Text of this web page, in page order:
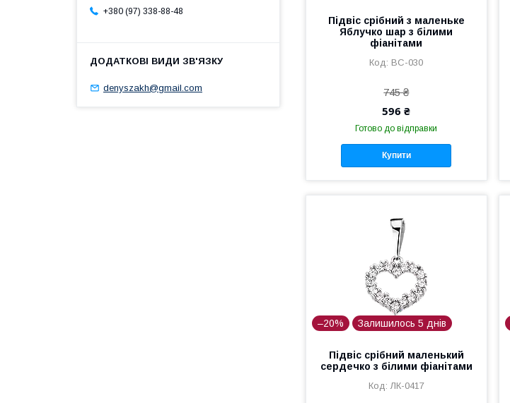
Підвіс срібний з маленьке
Яблучко шар з білими
фіанітами
ВС-030
745 ₴
596 ₴
Готово до відправки
Купити
–20% Залишилось 5 днів
Підвіс срібний маленький
сердечко з білими фіанітами
ЛК-0417
+380 (97) 338-88-48
denyszakh@gmail.com